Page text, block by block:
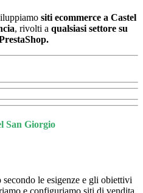
siti ecommerce a Castel
, rivolti a qualsiasi settore su
San Giorgio
le esigenze e gli obiettivi